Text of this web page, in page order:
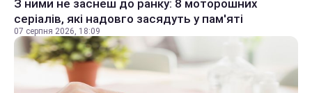
З ними не заснеш до ранку: 8 моторошних
серіалів, які надовго засядуть у пам'яті
07 серпня 2026, 18:09